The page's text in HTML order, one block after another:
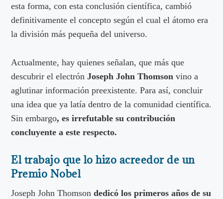
esta forma, con esta conclusión científica, cambió
definitivamente el concepto según el cual el átomo era
la división más pequeña del universo.
Actualmente, hay quienes señalan, que más que
descubrir el electrónJoseph John Thomson vino a
aglutinar información preexistente. Para así, concluir
una idea que ya latía dentro de la comunidad científica.
Sin embargo, es irrefutable su contribución
concluyente a este respecto.
El trabajo que lo hizo acreedor de un
Premio Nobel
Joseph John Thomsondedicó los primeros años de su